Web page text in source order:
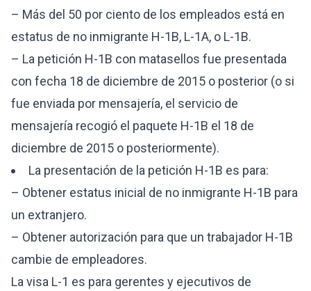
– Más del 50 por ciento de los empleados está en
estatus de no inmigrante H-1B, L-1A, o L-1B.
– La petición H-1B con matasellos fue presentada
con fecha 18 de diciembre de 2015 o posterior (o si
fue enviada por mensajería, el servicio de
mensajería recogió el paquete H-1B el 18 de
diciembre de 2015 o posteriormente).
La presentación de la petición H-1B es para:
– Obtener estatus inicial de no inmigrante H-1B para
un extranjero.
– Obtener autorización para que un trabajador H-1B
cambie de empleadores.
La visa L-1 es para gerentes y ejecutivos de